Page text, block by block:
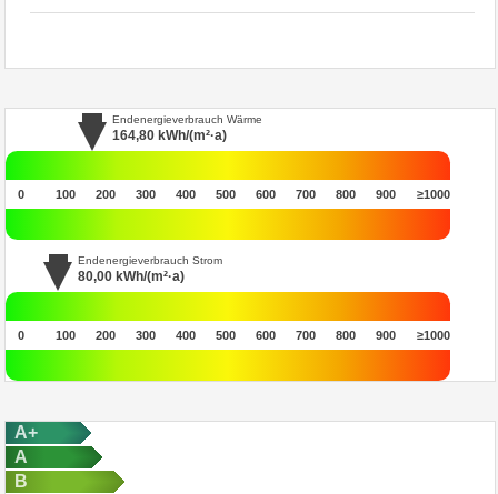
Endenergieverbrauch Wärme
164,80 kWh/(m²·a)
0 100 200 300 400 500 600 700 800 900 ≥1000
Endenergieverbrauch Strom
80,00kWh/(m²·a)
0 100 200 300 400 500 600 700 800 900 ≥1000
A+
A
B